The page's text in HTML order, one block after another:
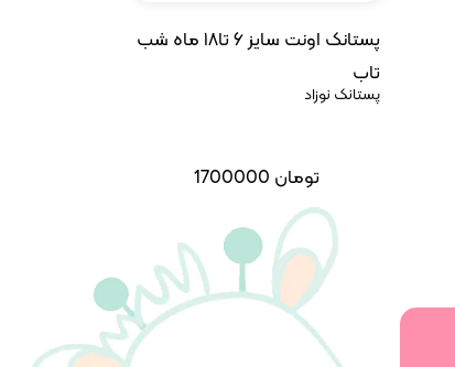
پستانک اونت سایز ۶ تا۱۸ ماه شب
تاب
پستانک نوزاد
1700000 تومان